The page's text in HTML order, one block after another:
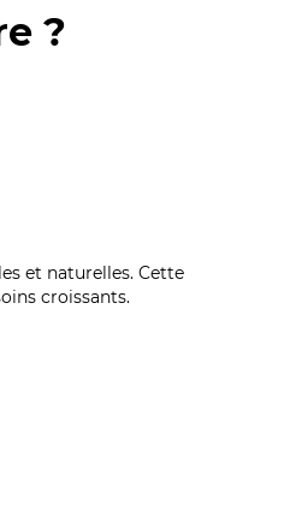
?
et naturelles. Cette
croissants.